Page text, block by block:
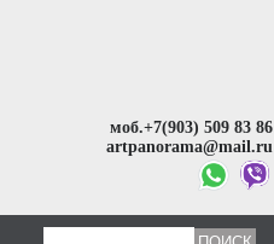
моб.+7(903) 509 83 86
artpanorama@mail.ru